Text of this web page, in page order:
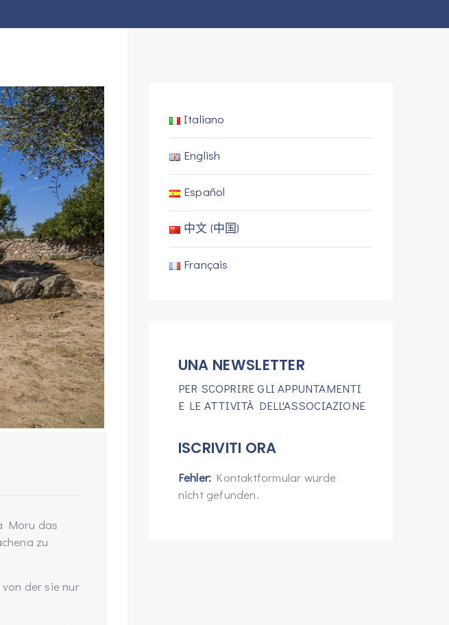
Moru das
zu
der sie nur
Italiano
English
Español
中文 (中国)
Français
UNA NEWSLETTER
PER SCOPRIRE GLI APPUNTAMENTI
E LE ATTIVITÀ DELL'ASSOCIAZIONE
ISCRIVITI ORA
Fehler: Kontaktformular wurde
nicht gefunden.